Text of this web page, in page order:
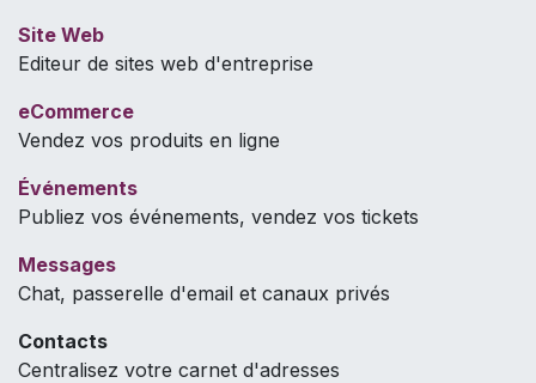
Site Web
Editeur de sites web d'entreprise
eCommerce
Vendez vos produits en ligne
Événements
Publiez vos événements, vendez vos tickets
Messages
Chat, passerelle d'email et canaux privés
Contacts
Centralisez votre carnet d'adresses